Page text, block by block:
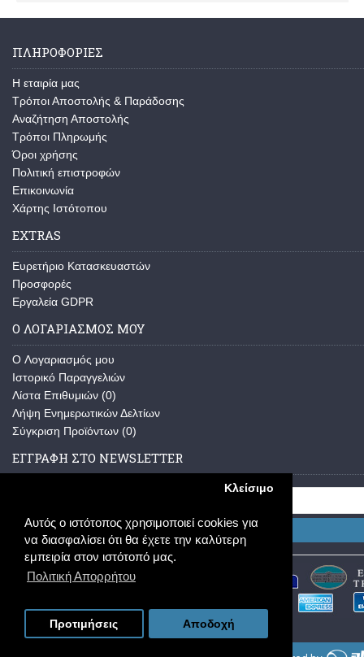
Αυτός ο ιστότοπος χρησιμοποιεί cookies για
να διασφαλίσει ότι θα έχετε την καλύτερη
εμπειρία στον ιστότοπό μας.
Πολιτική Απορρήτου
Κλείσιμο
Προτιμήσεις Αποδοχή
ΠΛΗΡΟΦΟΡΙΕΣ
Η εταιρία μας
Τρόποι Αποστολής & Παράδοσης
Αναζήτηση Αποστολής
Τρόποι Πληρωμής
Όροι χρήσης
Πολιτική επιστροφών
Επικοινωνία
Χάρτης Ιστότοπου
EXTRAS
Ευρετήριο Κατασκευαστών
Προσφορές
Εργαλεία GDPR
Ο ΛΟΓΑΡΙΑΣΜΟΣ ΜΟΥ
O Λογαριασμός μου
Ιστορικό Παραγγελιών
Λίστα Επιθυμιών (0)
Λήψη Ενημερωτικών Δελτίων
Σύγκριση Προϊόντων (0)
ΕΓΓΡΑΦΗ ΣΤΟ NEWSLETTER
Εγγραφή